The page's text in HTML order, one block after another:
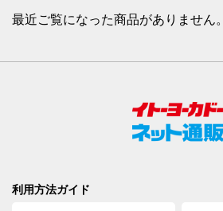
最近ご覧になった商品がありません。
利用方法ガイド